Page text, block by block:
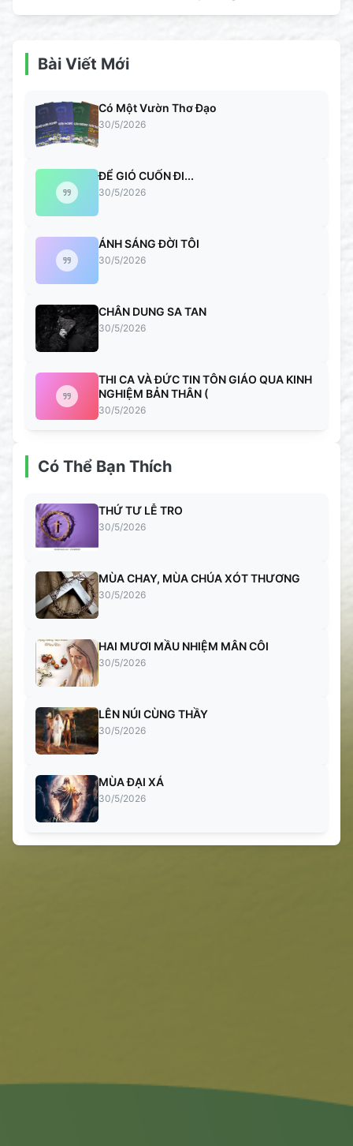
Bài Viết Mới
Có Một Vườn Thơ Đạo
30/5/2026
ĐỂ GIÓ CUỐN ĐI...
30/5/2026
ÁNH SÁNG ĐỜI TÔI
30/5/2026
CHÂN DUNG SA TAN
30/5/2026
THI CA VÀ ĐỨC TIN TÔN GIÁO QUA KINH
NGHIỆM BẢN THÂN (
30/5/2026
Có Thể Bạn Thích
THỨ TƯ LỄ TRO
30/5/2026
MÙA CHAY, MÙA CHÚA XÓT THƯƠNG
30/5/2026
HAI MƯƠI MẦU NHIỆM MÂN CÔI
30/5/2026
LÊN NÚI CÙNG THẦY
30/5/2026
MÙA ĐẠI XÁ
30/5/2026